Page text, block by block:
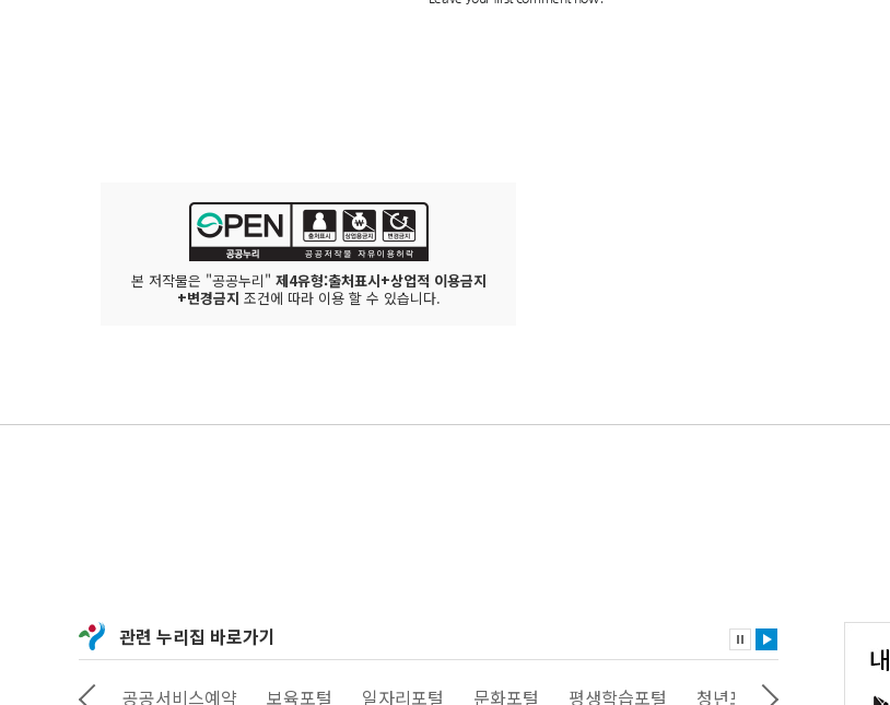
본 저작물은 "공공누리" 제4유형:출처표시+상업적 이용금지
+변경금지 조건에 따라 이용 할 수 있습니다.
관련 누리집 바로가기
산정보광장 공공서비스예약 보육포털 일자리포털 문화포털 평생학습포털 청년포털 대기환경정보
내